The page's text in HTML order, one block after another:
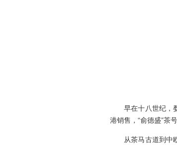
早在十八世纪，婺
港销售，“俞德盛”茶
从茶马古道到中欧